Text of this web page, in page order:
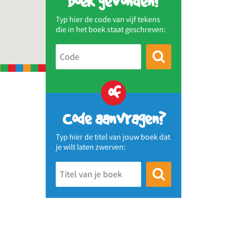
Typ hier de code van vijf tekens
die in het boek staat geschreven:
of
Code aanvragen?
Typ hier de titel van jouw boek dat
je wilt laten zwerven: